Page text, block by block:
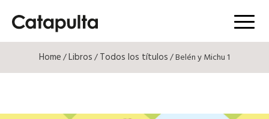
Menú
Home/Libros/Todos los títulos/ Belén y Michu 1